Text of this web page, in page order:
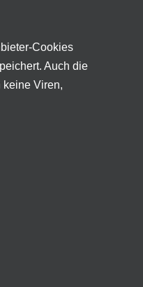
Cookies
Auch die
keine Viren,